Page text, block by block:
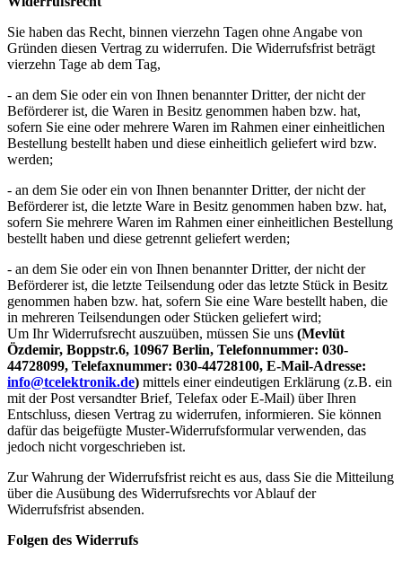
Sie haben das Recht, binnen vierzehn Tagen ohne Angabe von
Gründen diesen Vertrag zu widerrufen. Die Widerrufsfrist beträgt
vierzehn Tage ab dem Tag,
- an dem Sie oder ein von Ihnen benannter Dritter, der nicht der
Beförderer ist, die Waren in Besitz genommen haben bzw. hat,
sofern Sie eine oder mehrere Waren im Rahmen einer einheitlichen
Bestellung bestellt haben und diese einheitlich geliefert wird bzw.
werden;
- an dem Sie oder ein von Ihnen benannter Dritter, der nicht der
Beförderer ist, die letzte Ware in Besitz genommen haben bzw. hat,
sofern Sie mehrere Waren im Rahmen einer einheitlichen Bestellung
bestellt haben und diese getrennt geliefert werden;
- an dem Sie oder ein von Ihnen benannter Dritter, der nicht der
Beförderer ist, die letzte Teilsendung oder das letzte Stück in Besitz
genommen haben bzw. hat, sofern Sie eine Ware bestellt haben, die
in mehreren Teilsendungen oder Stücken geliefert wird;
Um Ihr Widerrufsrecht auszuüben, müssen Sie uns (Mevlüt
Özdemir, Boppstr.6, 10967 Berlin, Telefonnummer: 030-
44728099, Telefaxnummer: 030-44728100, E-Mail-Adresse:
info@tcelektronik.de) mittels einer eindeutigen Erklärung (z.B. ein
mit der Post versandter Brief, Telefax oder E-Mail) über Ihren
Entschluss, diesen Vertrag zu widerrufen, informieren. Sie können
dafür das beigefügte Muster-Widerrufsformular verwenden, das
jedoch nicht vorgeschrieben ist.
Zur Wahrung der Widerrufsfrist reicht es aus, dass Sie die Mitteilung
über die Ausübung des Widerrufsrechts vor Ablauf der
Widerrufsfrist absenden.
Folgen des Widerrufs